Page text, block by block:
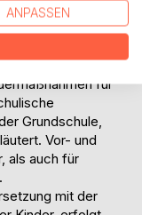
wie
die durch
bei
für
Grundschule,
Vor- und
als auch für
mit der
ANPASSEN